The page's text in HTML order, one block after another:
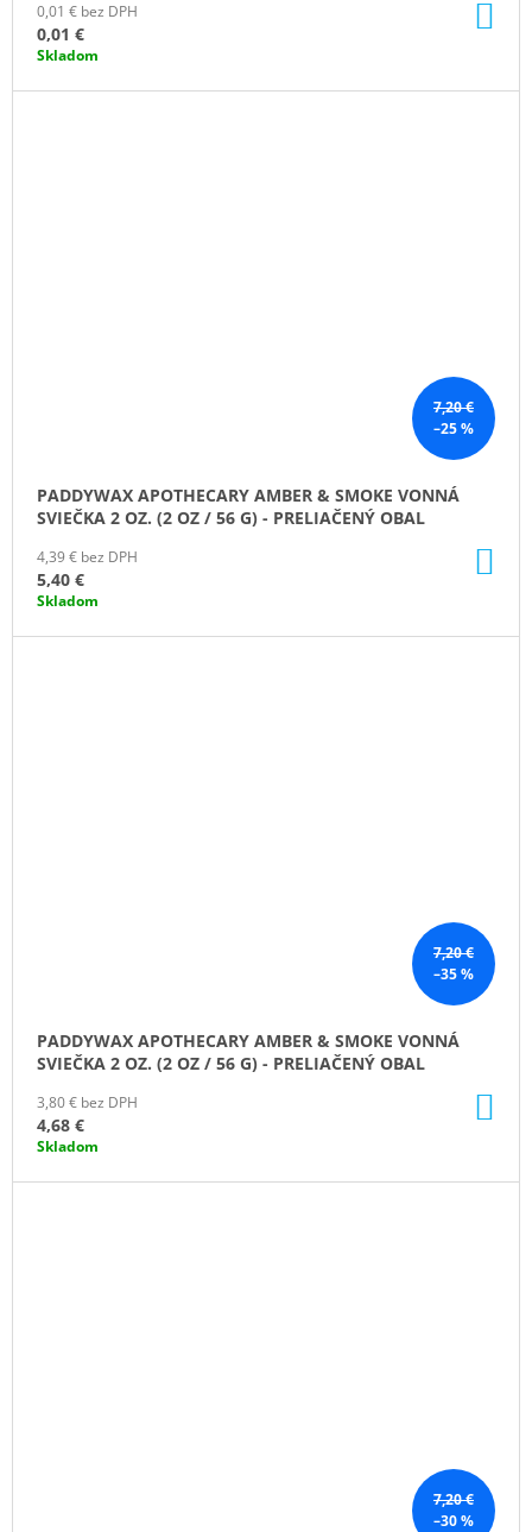
0,01 € bez DPH
0,01 €
Skladom
7,20 €
–25 %
PADDYWAX APOTHECARY AMBER & SMOKE VONNÁ
SVIEČKA 2 OZ. (2 OZ / 56 G) - PRELIAČENÝ OBAL
4,39 € bez DPH
5,40 €
Skladom
7,20 €
–35 %
PADDYWAX APOTHECARY AMBER & SMOKE VONNÁ
SVIEČKA 2 OZ. (2 OZ / 56 G) - PRELIAČENÝ OBAL
3,80 € bez DPH
4,68 €
Skladom
7,20 €
–30 %